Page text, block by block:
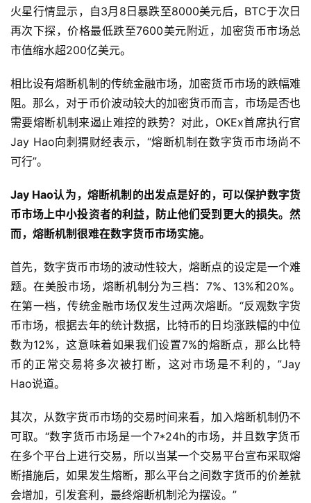
火星行情显示，自3月8日暴跌至8000美元后，BTC于次日
再次下探，价格最低跌至7600美元附近，加密货币市场总
市值缩水超200亿美元。
相比设有熔断机制的传统金融市场，加密货币市场的跌幅难
阻。那么，对于币价波动较大的加密货币而言，市场是否也
需要熔断机制来遏止难控的跌势？对此，OKEx首席执行官
Jay Hao向刺猬财经表示，“熔断机制在数字货币市场尚不
可行”。
Jay Hao认为，熔断机制的出发点是好的，可以保护数字货
币市场上中小投资者的利益，防止他们受到更大的损失。然
而，熔断机制很难在数字货币市场实施。
首先，数字货币市场的波动性较大，熔断点的设定是一个难
题。在美股市场，熔断机制分为三档：7%、13%和20%。
在第一档，传统金融市场仅发生过两次熔断。“反观数字货
币市场，根据去年的统计数据，比特币的日均涨跌幅的中位
数为12%，这意味着如果我们设置7%的熔断点，那么比特
币的正常交易将多次被打断，这对市场是不利的，”Jay
Hao说道。
其次，从数字货币市场的交易时间来看，加入熔断机制仍不
可取。“数字货币市场是一个7*24h的市场，并且数字货币
在多个平台上进行交易，所以当某一个交易平台宣布采取熔
断措施后，如果发生熔断，那么平台之间数字货币的价差就
会增加，引发套利，最终熔断机制沦为摆设。”